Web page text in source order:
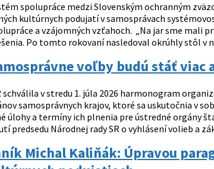
spolupráce medzi Slovenským ochranným
kultúrnych podujatí v samosprávach
a vzájomných vzťahoch. „Na jar sme mali
Po tomto rokovaní nasledoval okrúhly stôl v
voľby budú stáť viac
schválila v stredu 1. júla 2026 harmonogram
samosprávnych krajov, ktoré sa uskutočnia v
úlohy a termíny ich plnenia pre ústredné orgány
predsedu Národnej rady SR o vyhlásení volieb a
Michal Kaliňák: Úpravou